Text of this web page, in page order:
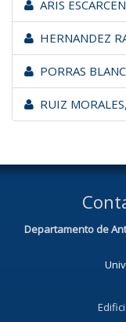
ARIS
HERNANDEZ
PORRAS
RUIZ
Departamento de